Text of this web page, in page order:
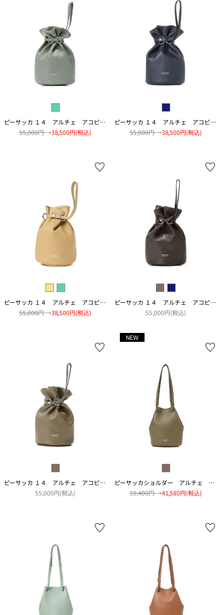
ピーサッカ １４ アルチェ アコピアート
55,000円→38,500円(税込)
ピーサッカ １４ アルチェ アコピアート
55,000円→38,500円(税込)
ピーサッカ １４ アルチェ アコピアート
55,000円→38,500円(税込)
ピーサッカ １４ アルチェ アコピアート
55,000円(税込)
ピーサッカ １４ アルチェ アコピアート
55,000円(税込)
NEW
ピーサッカショルダー アルチェ アコピアート
59,400円→41,580円(税込)